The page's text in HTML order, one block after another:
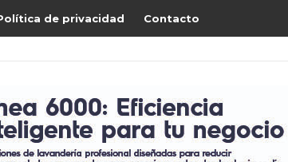
de privacidad Contacto